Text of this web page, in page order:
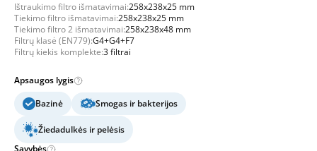
Ištraukimo filtro išmatavimai:258x238x25 mm
Tiekimo filtro išmatavimai:258x238x25 mm
Tiekimo filtro 2 išmatavimai:258x238x48 mm
Filtrų klasė (EN779):G4+G4+F7
Filtrų kiekis komplekte:3 filtrai
Apsaugos lygis
Bazinė
Smogas ir bakterijos
Žiedadulkės ir pelėsis
Savybės